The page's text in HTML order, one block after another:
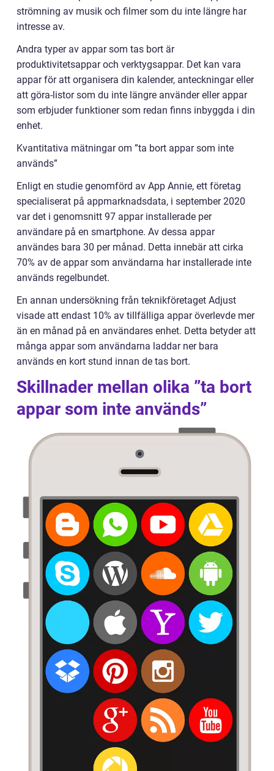
strömning av musik och filmer som du inte längre har
intresse av.
Andra typer av appar som tas bort är
produktivitetsappar och verktygsappar. Det kan vara
appar för att organisera din kalender, anteckningar eller
att göra-listor som du inte längre använder eller appar
som erbjuder funktioner som redan finns inbyggda i din
enhet.
Kvantitativa mätningar om ”ta bort appar som inte
används”
Enligt en studie genomförd av App Annie, ett företag
specialiserat på appmarknadsdata, i september 2020
var det i genomsnitt 97 appar installerade per
användare på en smartphone. Av dessa appar
användes bara 30 per månad. Detta innebär att cirka
70% av de appar som användarna har installerade inte
används regelbundet.
En annan undersökning från teknikföretaget Adjust
visade att endast 10% av tillfälliga appar överlevde mer
än en månad på en användares enhet. Detta betyder att
många appar som användarna laddar ner bara
används en kort stund innan de tas bort.
Skillnader mellan olika ”ta bort
appar som inte används”